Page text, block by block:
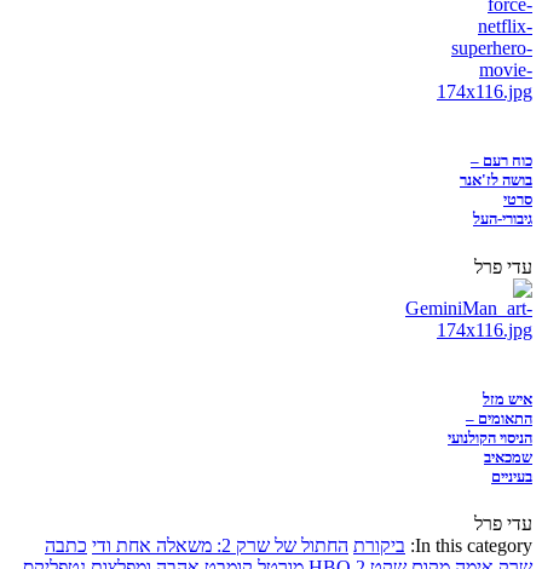
כוח רעם –
בושה לז'אנר
סרטי
גיבורי-העל
עדי פרל
איש מזל
התאומים –
הניסוי הקולנועי
שמכאיב
בעיניים
עדי פרל
In this category: ביקורת החתול של שרק 2: משאלה אחת ודי
כתבה